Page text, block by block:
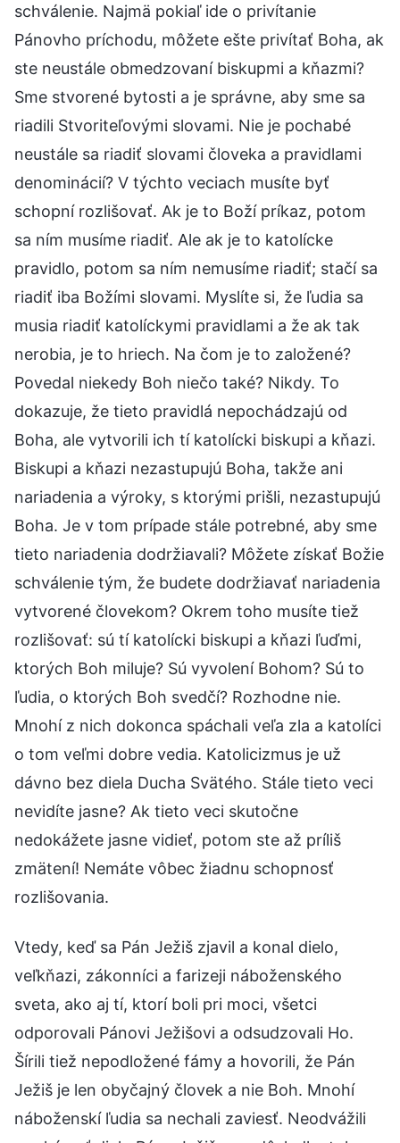
schválenie. Najmä pokiaľ ide o privítanie
Pánovho príchodu, môžete ešte privítať Boha, ak
ste neustále obmedzovaní biskupmi a kňazmi?
Sme stvorené bytosti a je správne, aby sme sa
riadili Stvoriteľovými slovami. Nie je pochabé
neustále sa riadiť slovami človeka a pravidlami
denominácií? V týchto veciach musíte byť
schopní rozlišovať. Ak je to Boží príkaz, potom
sa ním musíme riadiť. Ale ak je to katolícke
pravidlo, potom sa ním nemusíme riadiť; stačí sa
riadiť iba Božími slovami. Myslíte si, že ľudia sa
musia riadiť katolíckymi pravidlami a že ak tak
nerobia, je to hriech. Na čom je to založené?
Povedal niekedy Boh niečo také? Nikdy. To
dokazuje, že tieto pravidlá nepochádzajú od
Boha, ale vytvorili ich tí katolícki biskupi a kňazi.
Biskupi a kňazi nezastupujú Boha, takže ani
nariadenia a výroky, s ktorými prišli, nezastupujú
Boha. Je v tom prípade stále potrebné, aby sme
tieto nariadenia dodržiavali? Môžete získať Božie
schválenie tým, že budete dodržiavať nariadenia
vytvorené človekom? Okrem toho musíte tiež
rozlišovať: sú tí katolícki biskupi a kňazi ľuďmi,
ktorých Boh miluje? Sú vyvolení Bohom? Sú to
ľudia, o ktorých Boh svedčí? Rozhodne nie.
Mnohí z nich dokonca spáchali veľa zla a katolíci
o tom veľmi dobre vedia. Katolicizmus je už
dávno bez diela Ducha Svätého. Stále tieto veci
nevidíte jasne? Ak tieto veci skutočne
nedokážete jasne vidieť, potom ste až príliš
zmätení! Nemáte vôbec žiadnu schopnosť
rozlišovania.
Vtedy, keď sa Pán Ježiš zjavil a konal dielo,
veľkňazi, zákonníci a farizeji náboženského
sveta, ako aj tí, ktorí boli pri moci, všetci
odporovali Pánovi Ježišovi a odsudzovali Ho.
Šírili tiež nepodložené fámy a hovorili, že Pán
Ježiš je len obyčajný človek a nie Boh. Mnohí
náboženskí ľudia sa nechali zaviesť. Neodvážili